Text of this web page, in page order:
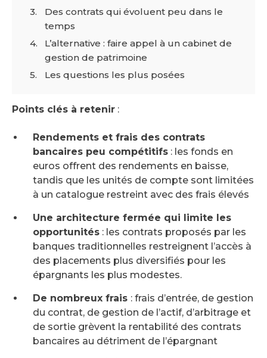
Des contrats qui évoluent peu dans le
temps
L’alternative : faire appel à un cabinet de
gestion de patrimoine
Les questions les plus posées
Points clés à retenir :
Rendements et frais des contrats
bancaires peu compétitifs : les fonds en
euros offrent des rendements en baisse,
tandis que les unités de compte sont limitées
à un catalogue restreint avec des frais élevés
Une architecture fermée qui limite les
opportunités : les contrats proposés par les
banques traditionnelles restreignent l’accès à
des placements plus diversifiés pour les
épargnants les plus modestes.
De nombreux frais : frais d’entrée, de gestion
du contrat, de gestion de l’actif, d’arbitrage et
de sortie grèvent la rentabilité des contrats
bancaires au détriment de l’épargnant